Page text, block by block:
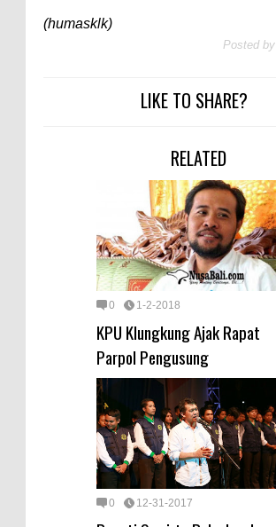
(humasklk)
Posted by
LIKE TO SHARE?
RELATED
0 1-2-2018
KPU Klungkung Ajak Rapat
Parpol Pengusung
0 12-31-2017